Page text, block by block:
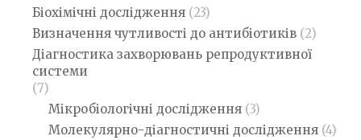
Біохімічні дослідження (23)
Визначення чутливості до антибіотиків (2)
Діагностика захворювань репродуктивної
системи
(7)
Мікробіологічні дослідження (3)
Молекулярно-діагностичні дослідження (4)